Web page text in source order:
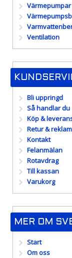
Ventilation
Bli uppringd
Så handlar du
Köp &
Retur &
Kontakt
Felanmälan
Rotavdrag
Till kassan
Varukorg
MER OM
Start
Om oss